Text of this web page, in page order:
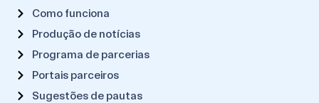
Como funciona
Produção de notícias
Programa de parcerias
Portais parceiros
Sugestões de pautas